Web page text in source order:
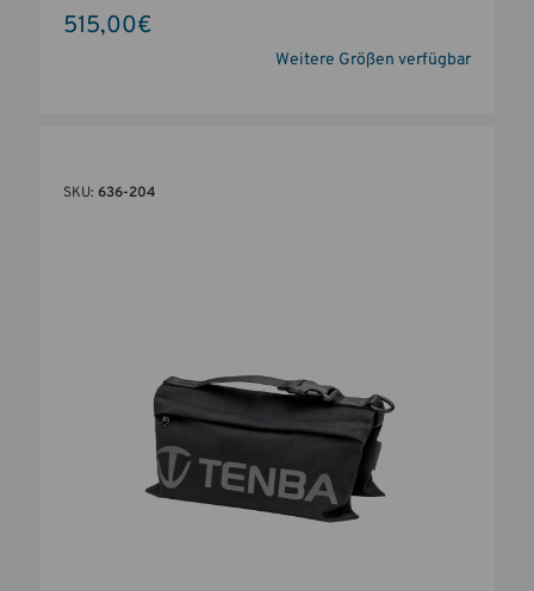
515,00€
Weitere Größen verfügbar
SKU: 636-204